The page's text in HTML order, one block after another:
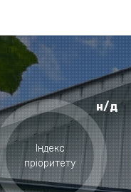
Індекс
пріоритету
н/д